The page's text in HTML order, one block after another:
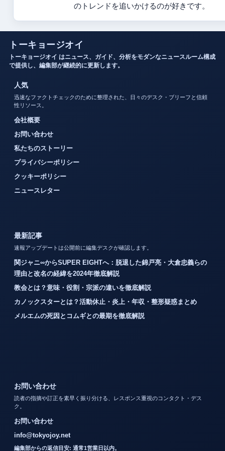
のトレンドを追いかけるのが好きです。
トーキョージオイ
トーキョージオイ はニュース、ガイド、分析をモダンなニュースルーム構成
で提供し、編集部が継続的に更新します。
人気
迅速なファクトチェックのために整理された、日々のデスク・ブリーフと信頼
性リソース。
会社概要
お問い合わせ
私たちのストーリー
プライバシーポリシー
クッキーポリシー
ニュースレター
最新記事
速報アップデートは公開前に編集デスクが確認します。
関ジャニ∞からSUPER EIGHTへ：脱退した錦戸亮・大倉忠義らの
理由と改名の経緯を2024年徹底解説
教会とは？意味・役割・宗派の違いを徹底解説
カノックスターとは？活動休止・炎上・年収・整形疑惑まとめ
メルエムの死因とコムギとの最期を徹底解説
お問い合わせ
読者の指摘や訂正を素早く振り分ける、レスポンス重視のコンタクト・デス
ク。
お問い合わせ
info@tokyojoy.net
編集部からの返信目安: 通常1営業日以内。